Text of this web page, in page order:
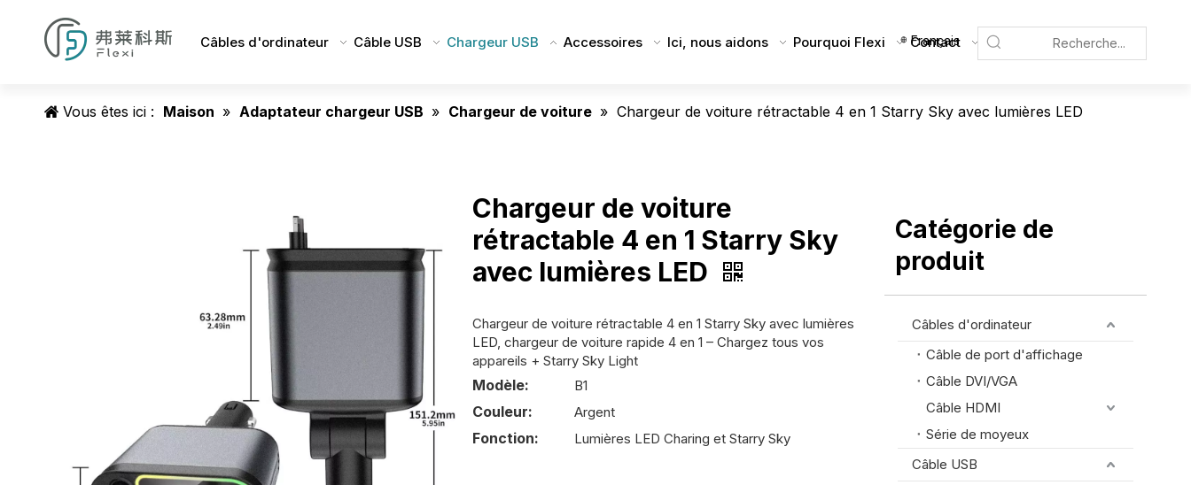
Câbles d'ordinateur Câble USB Chargeur USB Accessoires Ici, nous aidons Pourquoi Flexi Contact
Français
Vous êtes ici : Maison » Adaptateur chargeur USB » Chargeur de voiture » Chargeur de voiture rétractable 4 en 1 Starry Sky avec lumières LED
Chargeur de voiture
rétractable 4 en 1 Starry Sky
avec lumières LED
Chargeur de voiture rétractable 4 en 1 Starry Sky avec lumières
LED, chargeur de voiture rapide 4 en 1 – Chargez tous vos
appareils + Starry Sky Light
Modèle: B1
Couleur: Argent
Fonction: Lumières LED Charing et Starry Sky
Catégorie de
produit
Câbles d'ordinateur
Câble de port d'affichage
Câble DVI/VGA
Câble HDMI
Série de moyeux
Câble USB